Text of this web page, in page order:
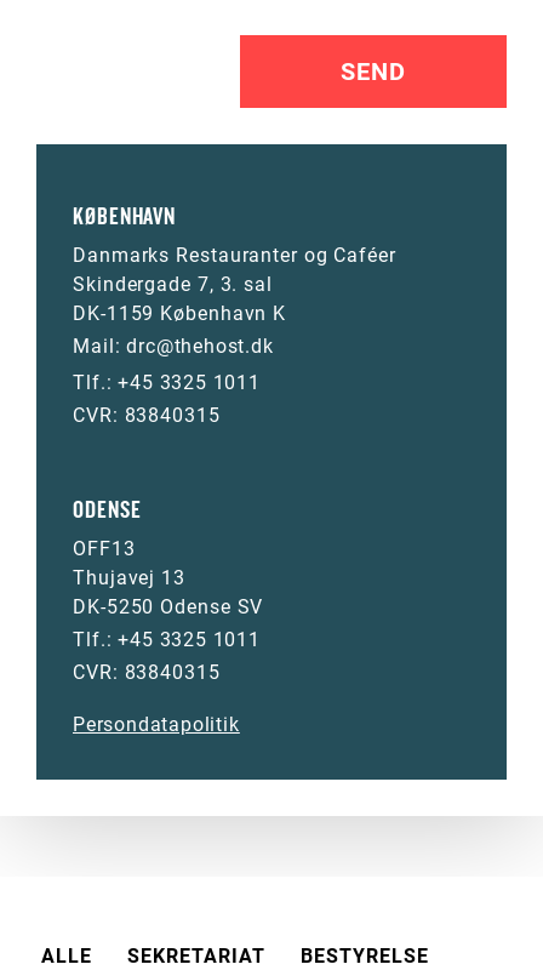
SEND
KØBENHAVN
Danmarks Restauranter og Caféer
Skindergade 7, 3. sal
DK-1159 København K
Mail:drc@thehost.dk
Tlf.:+45 3325 1011
CVR: 83840315
ODENSE
OFF13
Thujavej 13
DK-5250 Odense SV
Tlf.:+45 3325 1011
CVR: 83840315
Persondatapolitik
ALLE SEKRETARIAT BESTYRELSE